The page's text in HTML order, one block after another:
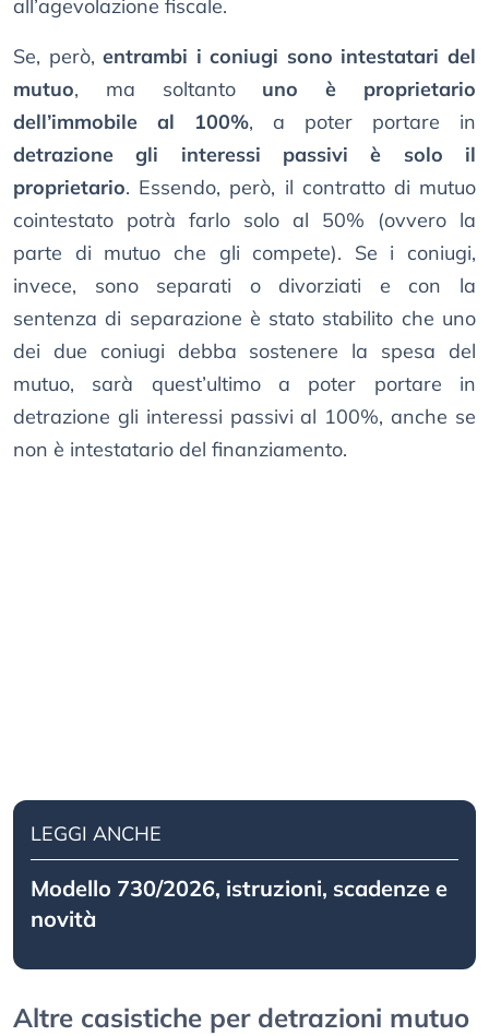
all’agevolazione fiscale.
Se, però,entrambi i coniugi sono intestatari del
mutuo, ma soltanto uno è proprietario
dell’immobile al 100%, a poter portare in
detrazione gli interessi passivi è solo il
proprietario. Essendo, però, il contratto di mutuo
cointestato potrà farlo solo al 50% (ovvero la
parte di mutuo che gli compete). Se i coniugi,
invece, sono separati o divorziati e con la
sentenza di separazione è stato stabilito che uno
dei due coniugi debba sostenere la spesa del
mutuo, sarà quest’ultimo a poter portare in
detrazione gli interessi passivi al 100%, anche se
non è intestatario del finanziamento.
LEGGI ANCHE
Modello 730/2026, istruzioni, scadenze e
novità
Altre casistiche per detrazioni mutuo